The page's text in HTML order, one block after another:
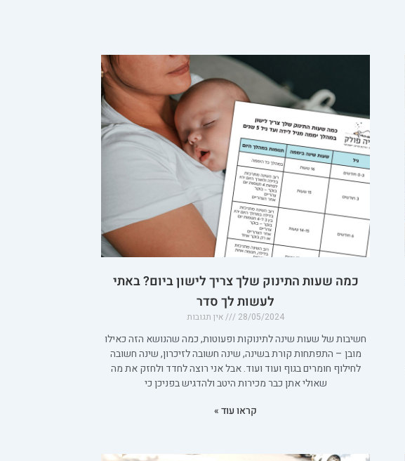
כמה שעות התינוק שלך צריך לישון ביום? באתי
לעשות לך סדר
28/05/2024 אין תגובות
חשיבות של שעות שינה לתינוקות ופעוטות, כמה שהנושא הזה כאילו
מובן – התפתחות קורת בשינה, שינה חשובה לזיכרון, שינה חשובה
לחילוף חומרים בגוף ועוד ועוד. אבל אני רוצה לחדד ולחזק את מה
שאולי אתן כבר מכירות היטב ולהדגיש בפניכן כי
קראו עוד »